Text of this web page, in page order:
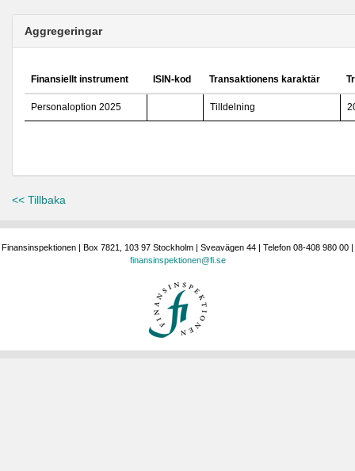
Aggregeringar
Finansiellt instrument ISIN-kod Transaktionens karaktär
Personaloption 2025 Tilldelning
<< Tillbaka
Finansinspektionen | Box 7821, 103 97 Stockholm | Sveavägen 44 | Telefon 08-408 980 00 |
finansinspektionen@fi.se